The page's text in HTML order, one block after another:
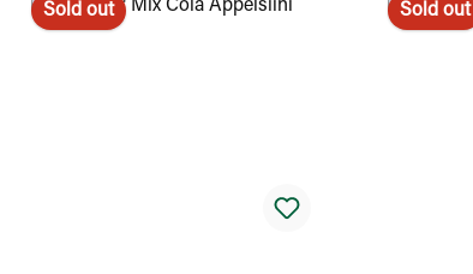
Sold out Sold out